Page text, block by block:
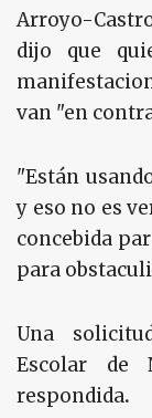
Arroyo-
dijo que
van "en
"Están
y eso no es
concebida
para
Una
Escolar de
respondida.